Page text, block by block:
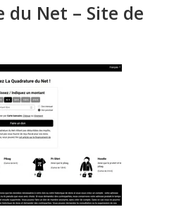
du Net – Site de